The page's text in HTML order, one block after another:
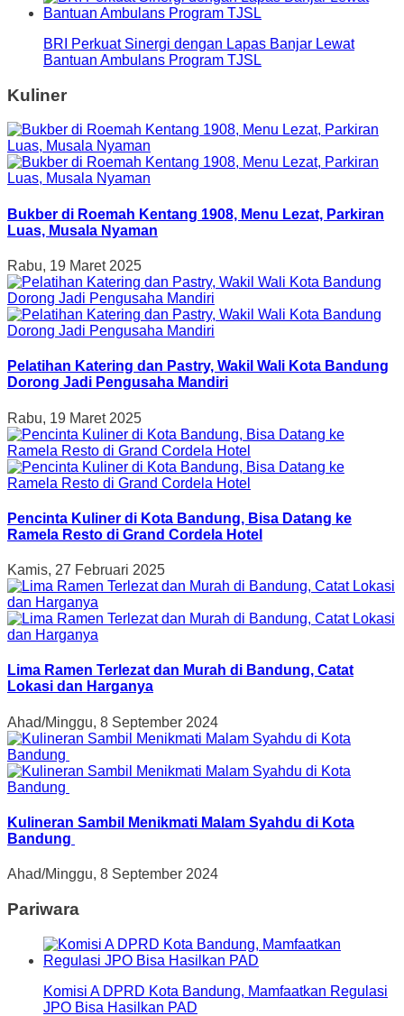
BRI Perkuat Sinergi dengan Lapas Banjar Lewat
Bantuan Ambulans Program TJSL
Kuliner
Bukber di Roemah Kentang 1908, Menu Lezat, Parkiran
Luas, Musala Nyaman
Rabu, 19 Maret 2025
Pelatihan Katering dan Pastry, Wakil Wali Kota Bandung
Dorong Jadi Pengusaha Mandiri
Rabu, 19 Maret 2025
Pencinta Kuliner di Kota Bandung, Bisa Datang ke
Ramela Resto di Grand Cordela Hotel
Kamis, 27 Februari 2025
Lima Ramen Terlezat dan Murah di Bandung, Catat
Lokasi dan Harganya
Ahad/Minggu, 8 September 2024
Kulineran Sambil Menikmati Malam Syahdu di Kota
Bandung
Ahad/Minggu, 8 September 2024
Pariwara
Komisi A DPRD Kota Bandung, Mamfaatkan Regulasi
JPO Bisa Hasilkan PAD